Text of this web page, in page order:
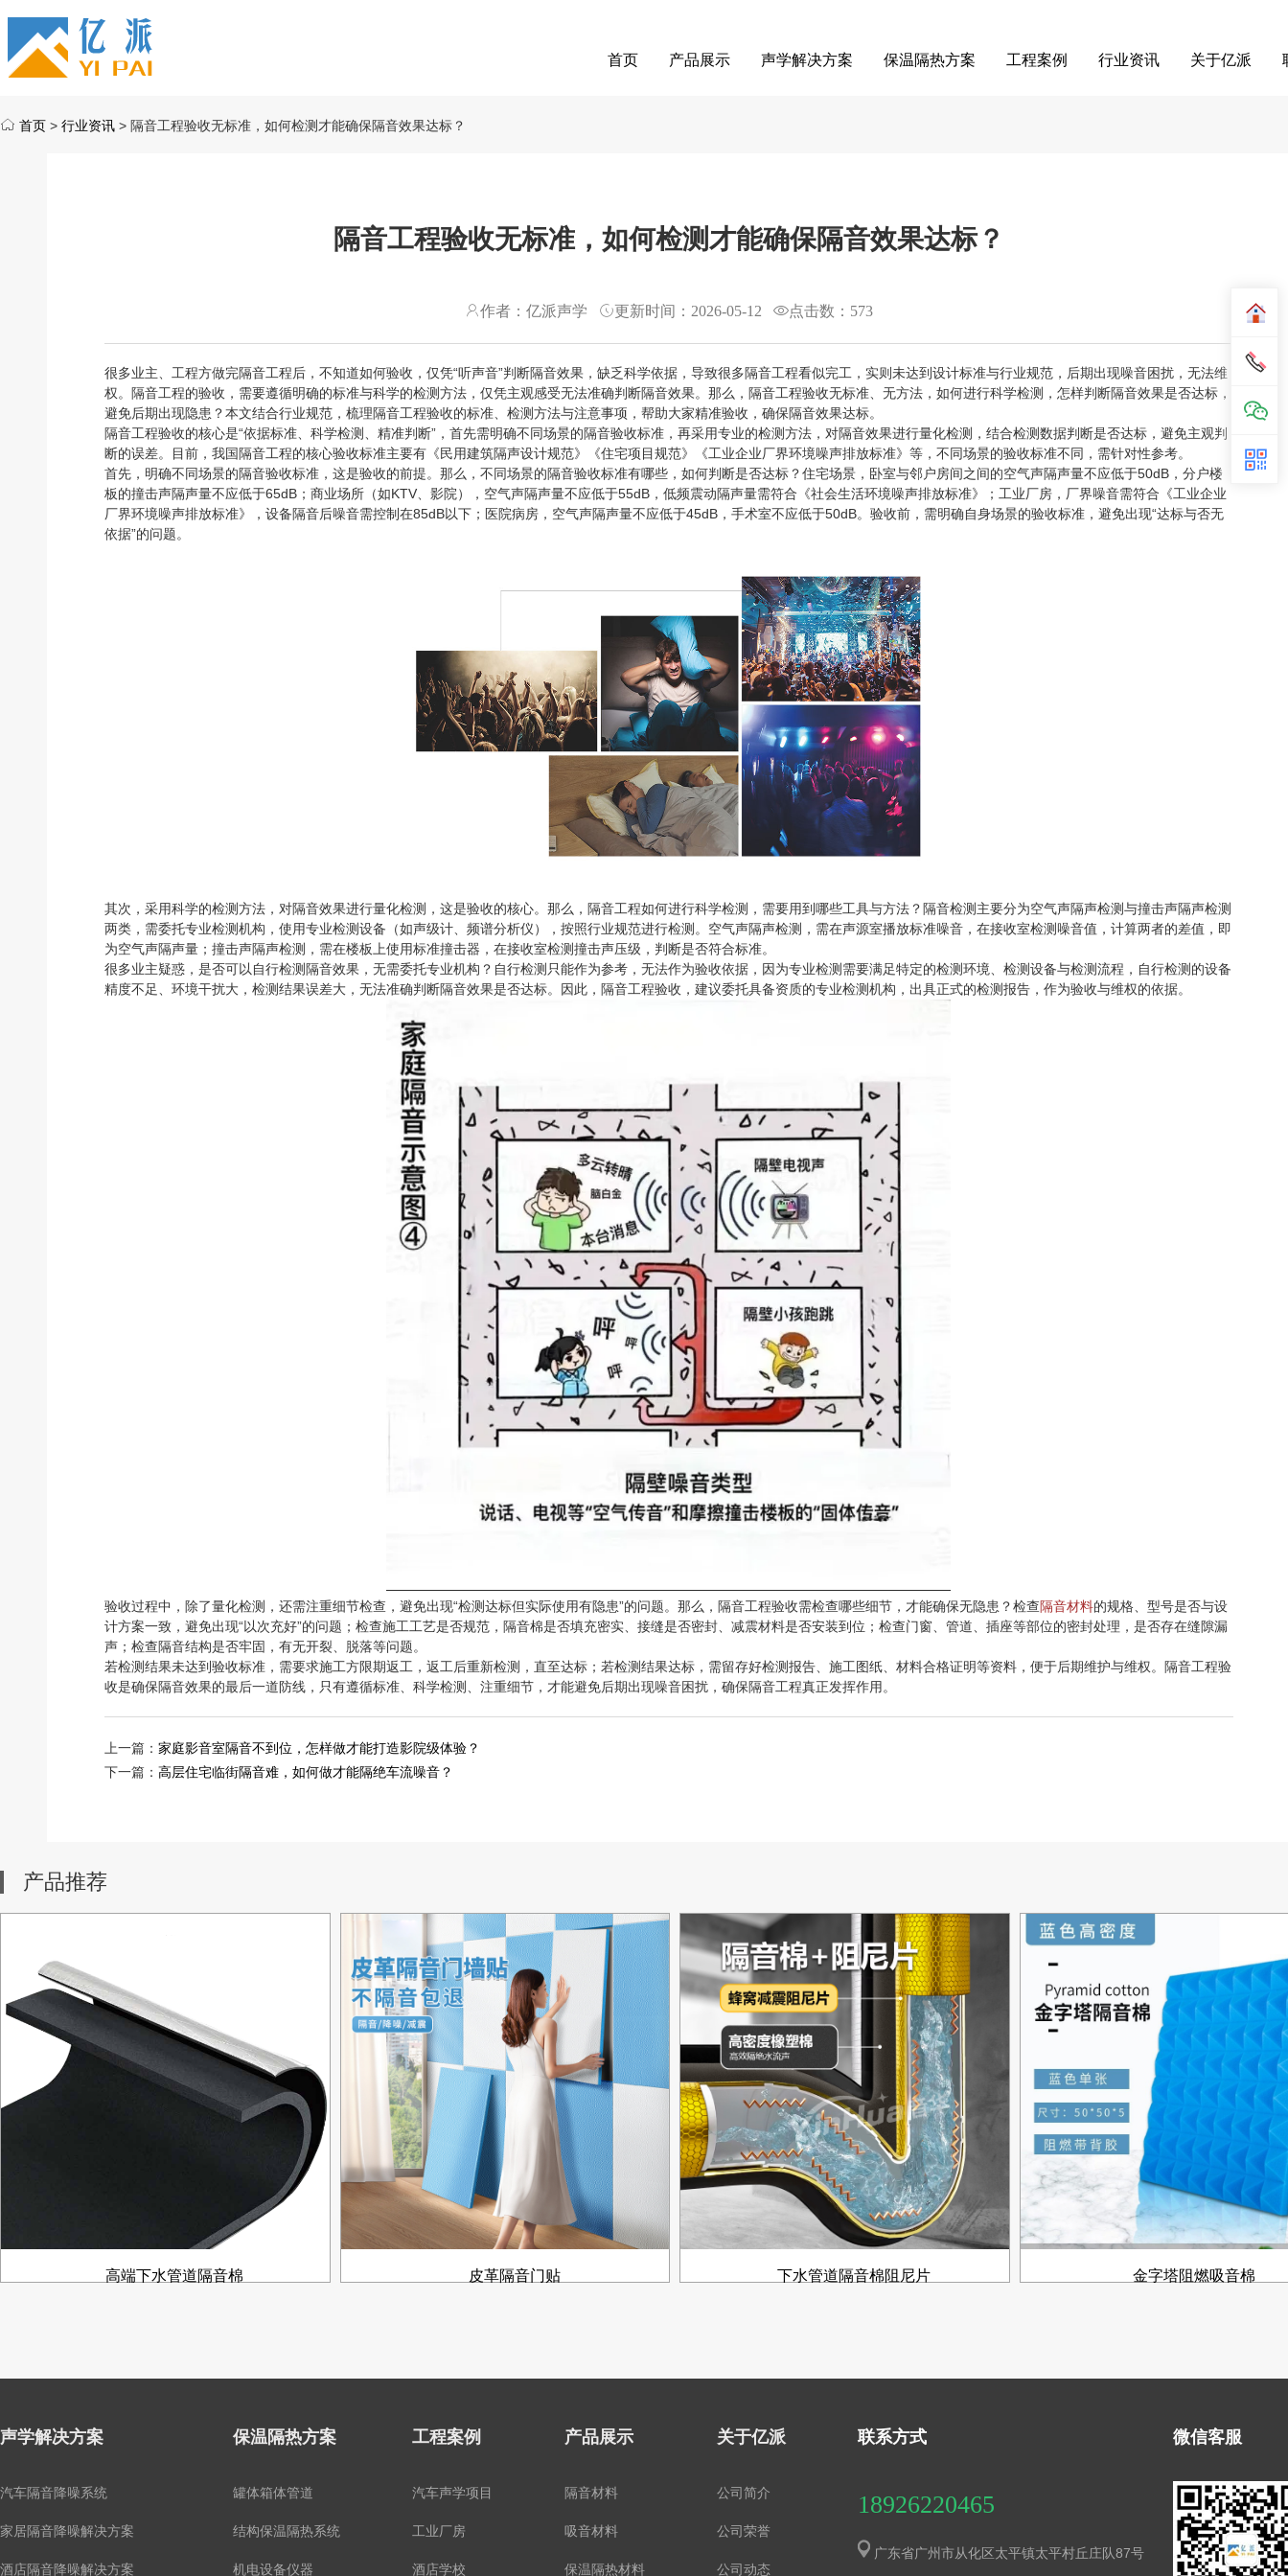
首页 产品展示 声学解决方案 保温隔热方案 工程案例 行业资讯 关于亿派
首页 > 行业资讯 > 隔音工程验收无标准，如何检测才能确保隔音效果达标？
隔音工程验收无标准，如何检测才能确保隔音效果达标？
作者：亿派声学 更新时间：2026-05-12 点击数： 573
很多业主、工程方做完隔音工程后，不知道如何验收，仅凭“听声音”判断隔音效果，缺乏科学依据，导致很多隔音工程看似完工，实则未达到设计标准与行业规范，后期出现噪音困扰，无法维
权。隔音工程的验收，需要遵循明确的标准与科学的检测方法，仅凭主观感受无法准确判断隔音效果。那么，隔音工程验收无标准、无方法，如何进行科学检测，怎样判断隔音效果是否达标，
避免后期出现隐患？本文结合行业规范，梳理隔音工程验收的标准、检测方法与注意事项，帮助大家精准验收，确保隔音效果达标。
隔音工程验收的核心是“依据标准、科学检测、精准判断”，首先需明确不同场景的隔音验收标准，再采用专业的检测方法，对隔音效果进行量化检测，结合检测数据判断是否达标，避免主观判
断的误差。目前，我国隔音工程的核心验收标准主要有《民用建筑隔声设计规范》《住宅项目规范》《工业企业厂界环境噪声排放标准》等，不同场景的验收标准不同，需针对性参考。
首先，明确不同场景的隔音验收标准，这是验收的前提。那么，不同场景的隔音验收标准有哪些，如何判断是否达标？住宅场景，卧室与邻户房间之间的空气声隔声量不应低于50dB，分户楼
板的撞击声隔声量不应低于65dB；商业场所（如KTV、影院），空气声隔声量不应低于55dB，低频震动隔声量需符合《社会生活环境噪声排放标准》；工业厂房，厂界噪音需符合《工业企业
厂界环境噪声排放标准》，设备隔音后噪音需控制在85dB以下；医院病房，空气声隔声量不应低于45dB，手术室不应低于50dB。验收前，需明确自身场景的验收标准，避免出现“达标与否无
依据”的问题。
其次，采用科学的检测方法，对隔音效果进行量化检测，这是验收的核心。那么，隔音工程如何进行科学检测，需要用到哪些工具与方法？隔音检测主要分为空气声隔声检测与撞击声隔声检测
两类，需委托专业检测机构，使用专业检测设备（如声级计、频谱分析仪），按照行业规范进行检测。空气声隔声检测，需在声源室播放标准噪音，在接收室检测噪音值，计算两者的差值，即
为空气声隔声量；撞击声隔声检测，需在楼板上使用标准撞击器，在接收室检测撞击声压级，判断是否符合标准。
很多业主疑惑，是否可以自行检测隔音效果，无需委托专业机构？自行检测只能作为参考，无法作为验收依据，因为专业检测需要满足特定的检测环境、检测设备与检测流程，自行检测的设备
精度不足、环境干扰大，检测结果误差大，无法准确判断隔音效果是否达标。因此，隔音工程验收，建议委托具备资质的专业检测机构，出具正式的检测报告，作为验收与维权的依据。
验收过程中，除了量化检测，还需注重细节检查，避免出现“检测达标但实际使用有隐患”的问题。那么，隔音工程验收需检查哪些细节，才能确保无隐患？检查隔音材料的规格、型号是否与设
计方案一致，避免出现“以次充好”的问题；检查施工工艺是否规范，隔音棉是否填充密实、接缝是否密封、减震材料是否安装到位；检查门窗、管道、插座等部位的密封处理，是否存在缝隙漏
声；检查隔音结构是否牢固，有无开裂、脱落等问题。
若检测结果未达到验收标准，需要求施工方限期返工，返工后重新检测，直至达标；若检测结果达标，需留存好检测报告、施工图纸、材料合格证明等资料，便于后期维护与维权。隔音工程验
收是确保隔音效果的最后一道防线，只有遵循标准、科学检测、注重细节，才能避免后期出现噪音困扰，确保隔音工程真正发挥作用。
上一篇： 家庭影音室隔音不到位，怎样做才能打造影院级体验？
下一篇： 高层住宅临街隔音难，如何做才能隔绝车流噪音？
产品推荐
高端下水管道隔音棉 皮革隔音门贴 下水管道隔音棉阻尼片 金字塔阻燃吸音棉
声学解决方案
汽车隔音降噪系统
家居隔音降噪解决方案
酒店隔音降噪解决方案
保温隔热方案
罐体箱体管道
结构保温隔热系统
机电设备仪器
工程案例
汽车声学项目
工业厂房
酒店学校
产品展示
隔音材料
吸音材料
保温隔热材料
关于亿派
公司简介
公司荣誉
公司动态
联系方式
18926220465
广东省广州市从化区太平镇太平村丘庄队87号
微信客服